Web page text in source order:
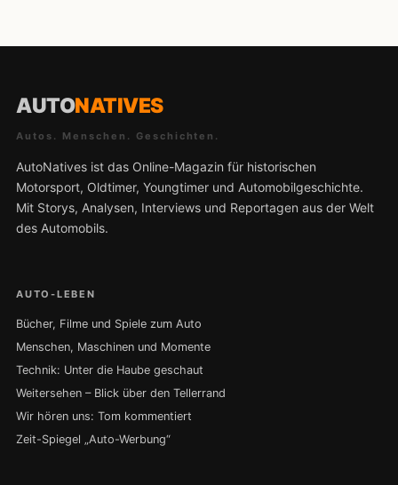
AUTONATIVES
Autos. Menschen. Geschichten.
AutoNatives ist das Online-Magazin für historischen
Motorsport, Oldtimer, Youngtimer und Automobilgeschichte.
Mit Storys, Analysen, Interviews und Reportagen aus der Welt
des Automobils.
AUTO-LEBEN
Bücher, Filme und Spiele zum Auto
Menschen, Maschinen und Momente
Technik: Unter die Haube geschaut
Weitersehen – Blick über den Tellerrand
Wir hören uns: Tom kommentiert
Zeit-Spiegel „Auto-Werbung“